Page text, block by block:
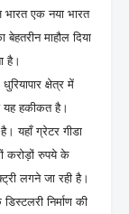
एक नया भारत
बेहतरीन माहौल दिया
है।
क्षेत्र में
यह हकीकत है।
है। यहाँ ग्रेटर गीडा
करोड़ों रुपये के
लगने जा रही है।
निर्माण की